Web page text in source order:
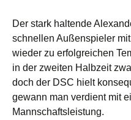
Der stark haltende
schnellen Außenspieler
wieder zu erfolgreichen
in der zweiten Halbzeit
doch der DSC hielt
gewann man verdient mit
Mannschaftsleistung.